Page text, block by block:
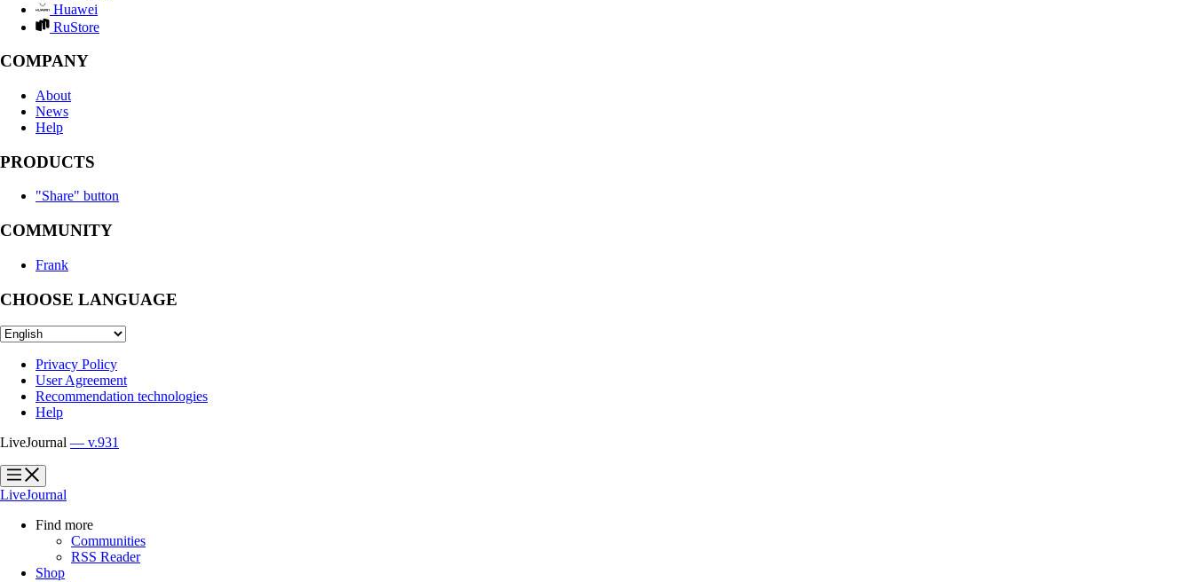
Huawei
RuStore
COMPANY
About
News
Help
PRODUCTS
"Share" button
COMMUNITY
Frank
CHOOSE LANGUAGE
Privacy Policy
User Agreement
Recommendation technologies
Help
LiveJournal — v.931
?
?
LiveJournal
Find more
Communities
RSS Reader
Shop